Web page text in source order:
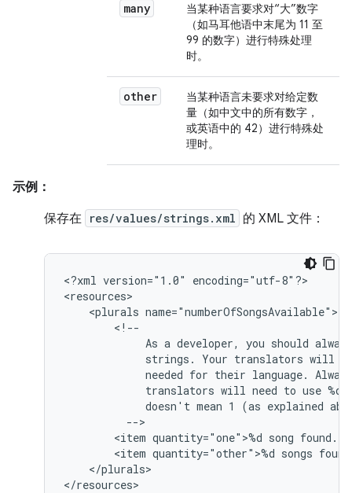
many
当某种语言要求对“大”数字
（如马耳他语中末尾为 11 至
99 的数字）进行特殊处理
时。
other
当某种语言未要求对给定数
量（如中文中的所有数字，
或英语中的 42）进行特殊处
理时。
示例：
保存在 res/values/strings.xml 的 XML 文件：
<?xml version="1.0"
encoding="utf-8"?>
<plurals
As a developer, you should always
strings.
Your translators will
needed for their language. Always
translators will need to use %d
doesn't mean 1 (as explained
<item quantity="one">%d song
<item quantity="other">%d songs
</plurals>
</resources>